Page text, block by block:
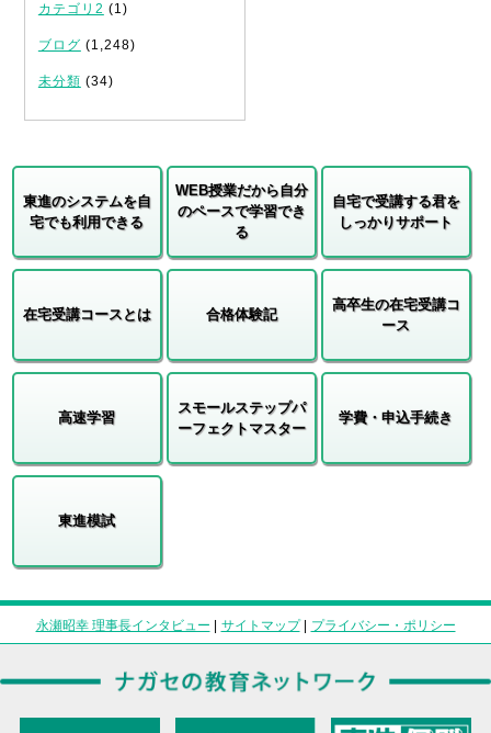
カテゴリ2 (1)
ブログ (1,248)
未分類 (34)
東進のシステムを自
宅でも利用できる
WEB授業だから自分
のペースで学習でき
る
自宅で受講する君を
しっかりサポート
在宅受講コースとは 合格体験記
高卒生の在宅受講コ
ース
高速学習
スモールステップパ
ーフェクトマスター
学費・申込手続き
東進模試
永瀬昭幸 理事長インタビュー サイトマップ| プライバシー・ポリシー